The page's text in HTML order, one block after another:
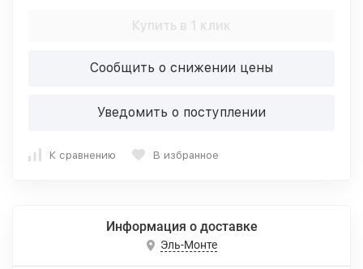
Купить в 1 клик
Сообщить о снижении цены
Уведомить о поступлении
К сравнению В избранное
Информация о доставке
Эль-Монте